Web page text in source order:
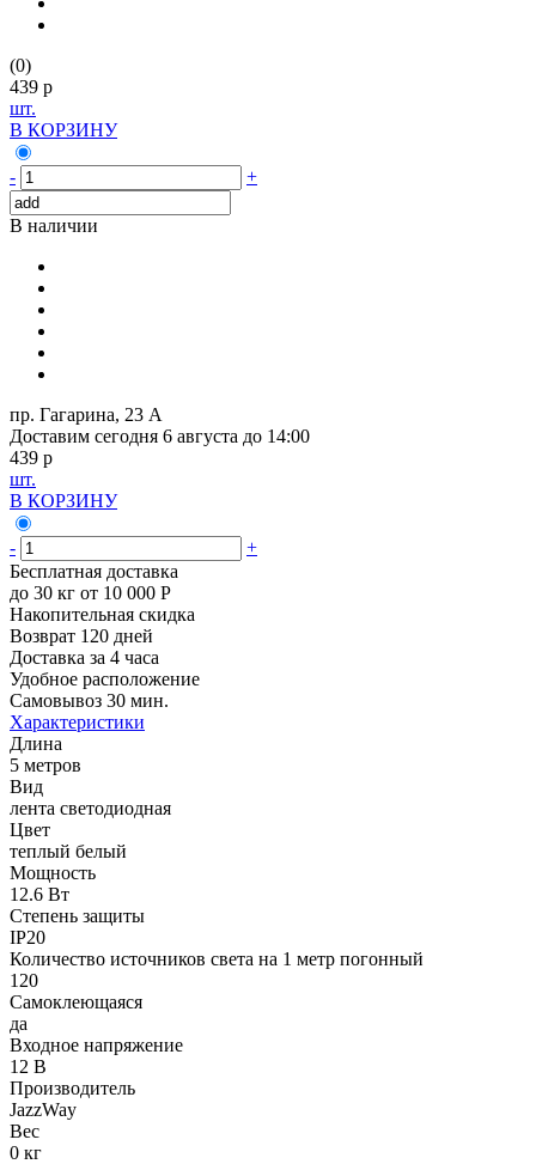
(0)
439 p
шт.
В КОРЗИНУ
- +
В наличии
пр. Гагарина, 23 А
Доставим сегодня 6 августа до 14:00
439 p
шт.
В КОРЗИНУ
-
+
Бесплатная доставка
до 30 кг от 10 000 Р
Накопительная скидка
Возврат 120 дней
Доставка за 4 часа
Удобное расположение
Самовывоз 30 мин.
Характеристики
Длина
5 метров
Вид
лента светодиодная
Цвет
теплый белый
Мощность
12.6 Вт
Степень защиты
IP20
Количество источников света на 1 метр погонный
120
Самоклеющаяся
да
Входное напряжение
12 В
Производитель
JazzWay
Вес
0 кг